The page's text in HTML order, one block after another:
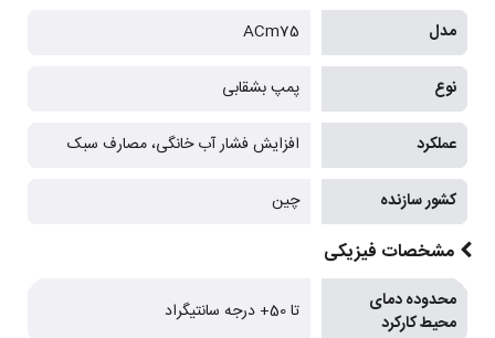
مدل ACm75
نوع پمپ بشقابی
عملکرد افزایش فشار آب خانگی، مصارف سبک
کشور سازنده چین
مشخصات فیزیکی
محدوده دمای
محیط کارکرد
تا 50+ درجه سانتیگراد